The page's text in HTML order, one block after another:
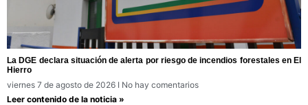
La DGE declara situación de alerta por riesgo de incendios forestales en El
Hierro
viernes 7 de agosto de 2026
No hay comentarios
Leer contenido de la noticia »